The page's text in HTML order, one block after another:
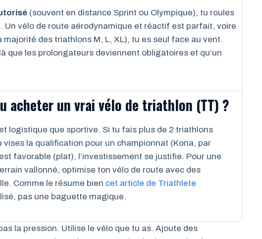
(souvent en distance Sprint ou Olympique), tu roules
Un vélo de route aérodynamique et réactif est parfait, voire
majorité des triathlons M, L, XL), tu es seul face au vent.
que les prolongateurs deviennent obligatoires et qu’un
acheter un vrai vélo de triathlon (TT) ?
logistique que sportive. Si tu fais plus de 2 triathlons
vises la qualification pour un championnat (Kona, par
favorable (plat), l’investissement se justifie. Pour une
vallonné, optimise ton vélo de route avec des
Comme le résume bien cet article de Triathlete
pas une baguette magique.
la pression. Utilise le vélo que tu as. Ajoute des